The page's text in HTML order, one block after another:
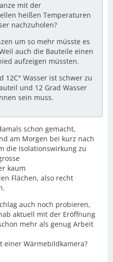
mit der
heißen Temperaturen
nachzuholen?
um so mehr müsste es
auch die Bauteile einen
aufzeigen müssten.
12C° Wasser ist schwer zu
und 12 Grad Wasser
sein muss.
schon gemacht,
am Morgen bei kurz nach
die Isolationswirkung zu
kaum
Flächen, also recht
auch noch probieren,
aktuell mit der Eröffnung
mehr als genug Arbeit
einer Wärmebildkamera?